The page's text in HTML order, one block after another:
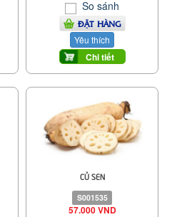
So sánh
ĐẶT HÀNG
Yêu thích
Chi tiết
CỦ SEN
S001535
57.000 VND